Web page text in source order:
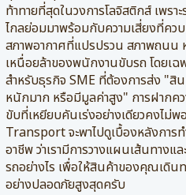
ท้าทายที่สุดในวงการโลจิสติกส์ เพราะ
ไกลย่อมมาพร้อมกับความเสี่ยงที่คว
สภาพอากาศที่แปรปรวน สภาพถนน
เหนื่อยล้าของพนักงานขับรถ โดยเฉ
สำหรับธุรกิจ SME ที่ต้องการส่ง "สิ
หนักมาก หรือมีมูลค่าสูง" การฝากค
ขับที่เหยียบคันเร่งอย่างเดียวคงไม่พ
Transport จะพาไปดูเบื้องหลังการ
อาชีพ ว่าเรามีการวางแผนเส้นทางแ
รถอย่างไร เพื่อให้สินค้าของคุณเดิน
อย่างปลอดภัยสูงสุดครับ